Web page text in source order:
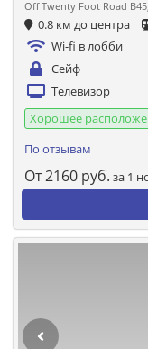
Off Twenty Foot Road
0.8 км до центра
Wi-fi в лобби
Сейф
Телевизор
Хорошее
По отзывам
От2160 руб. за 1